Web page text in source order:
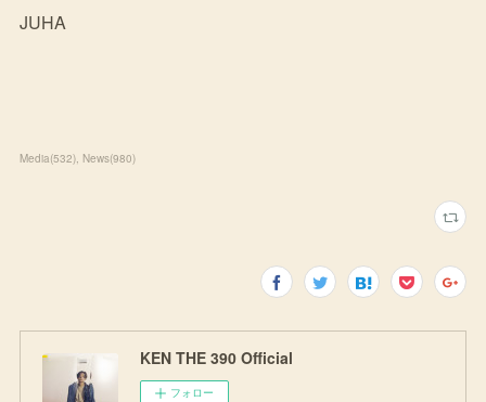
JUHA
Media(532) News(980)
KEN THE 390 Official
フォロー